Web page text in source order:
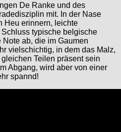
De Ranke und des
mit. In der Nase
Heu erinnern, leichte
typische belgische
ab, die im Gaumen
vielschichtig, in dem das Malz,
Teilen präsent sein
Abgang, wird aber von einer
spannd!